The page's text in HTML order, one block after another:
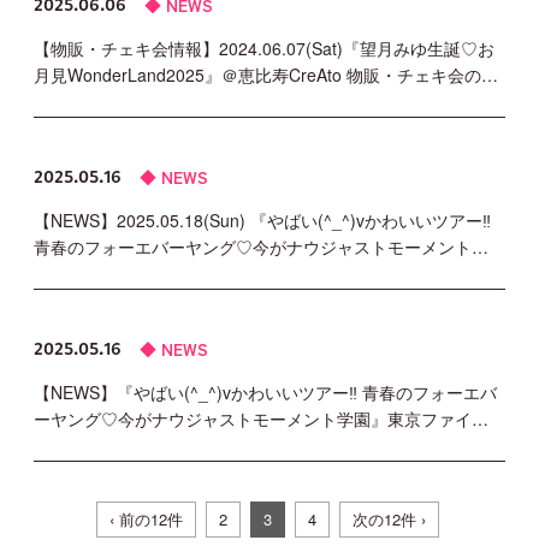
2025.06.06
NEWS
【物販・チェキ会情報】2024.06.07(Sat)『望月みゆ生誕♡お
月見WonderLand2025』＠恵比寿CreAto 物販・チェキ会の…
2025.05.16
NEWS
【NEWS】2025.05.18(Sun) 『やばい(^_^)vかわいいツアー‼
青春のフォーエバーヤング♡今がナウジャストモーメント…
2025.05.16
NEWS
【NEWS】『やばい(^_^)vかわいいツアー‼ 青春のフォーエバ
ーヤング♡今がナウジャストモーメント学園』東京ファイ…
‹ 前の12件 2 3 4 次の12件 ›